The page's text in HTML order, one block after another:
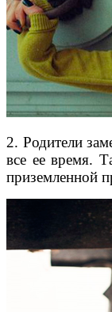
2. Родители
все ее время.
приземленной